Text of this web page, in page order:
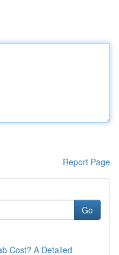
Report Page
Go
Cost? A Detailed